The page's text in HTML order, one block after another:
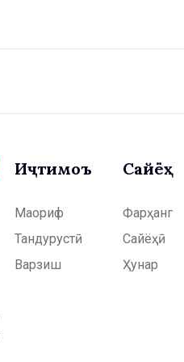
Иҷтимоъ
Маориф
Тандурустӣ
Варзиш
Сайёҳӣ
Фарҳанг
Сайёҳӣ
Ҳунар